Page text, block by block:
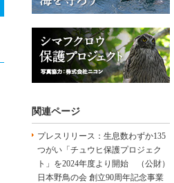
関連ページ
プレスリリース：生息数わずか135
つがい「チュウヒ保護プロジェク
ト」を2024年度より開始 （公財）
日本野鳥の会 創立90周年記念事業